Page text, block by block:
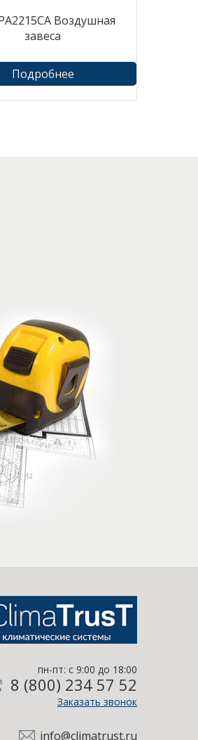
Воздушная
завеса
Подробнее
пн-пт: с 9:00 до 18:00
8 (800) 234 57 52
Заказать звонок
info@climatrust.ru